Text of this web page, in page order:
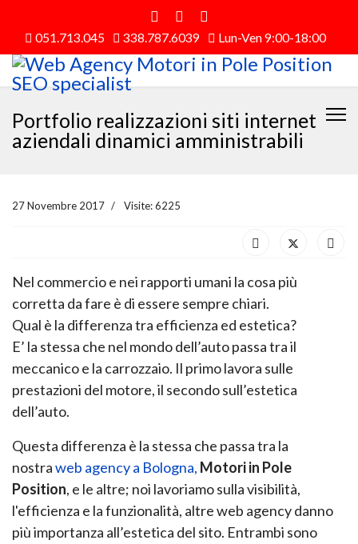
051.713.045 338.787.6039 Lun-Ven 9:00-18:00
Portfolio realizzazioni siti internet
aziendali dinamici amministrabili
27 Novembre 2017 Visite: 6225
Nel commercio e nei rapporti umani la cosa più
corretta da fare è di essere sempre chiari.
Qual è la differenza tra efficienza ed estetica?
E’ la stessa che nel mondo dell’auto passa tra il
meccanico e la carrozzaio. Il primo lavora sulle
prestazioni del motore, il secondo sull’estetica
dell’auto.
Questa differenza è la stessa che passa tra la
nostraweb agency a Bologna, Motori in Pole
Position, e le altre; noi lavoriamo sulla visibilità,
l'efficienza e la funzionalità, altre web agency danno
piùimportanza all’estetica del sito. Entrambi sono